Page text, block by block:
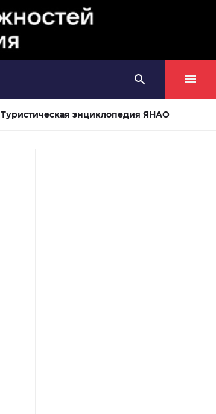
Туристическая энциклопедия ЯНАО